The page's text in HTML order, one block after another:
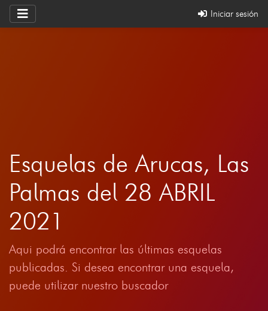
Iniciar sesión
Esquelas de Arucas, Las
Palmas del 28 ABRIL
2021
Aqui podrá encontrar las últimas esquelas
publicadas. Si desea encontrar una esquela,
puede utilizar nuestro buscador